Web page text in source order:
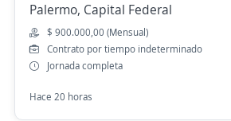
Recoleta, Capital Federal
Ayer
Cajero encargado gastronómico
Palermo, Capital Federal
$ 900.000,00 (Mensual)
Contrato por tiempo indeterminado
Jornada completa
Hace 20 horas